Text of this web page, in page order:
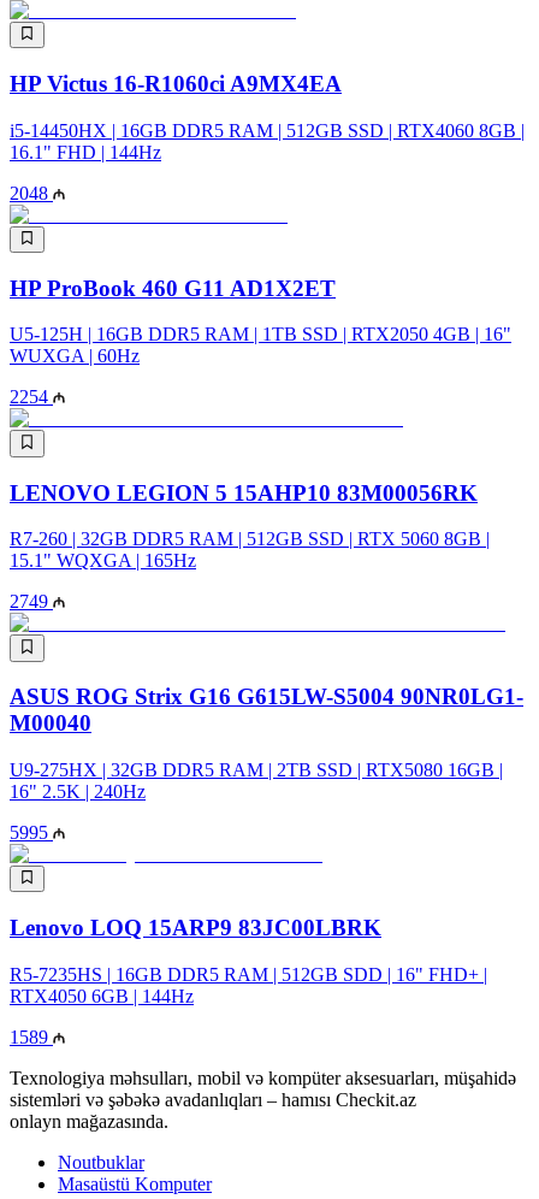
HP Victus 16-R1060ci A9MX4EA
i5-14450HX | 16GB DDR5 RAM | 512GB SSD | RTX4060 8GB |
16.1" FHD | 144Hz
2048
HP ProBook 460 G11 AD1X2ET
U5-125H | 16GB DDR5 RAM | 1TB SSD | RTX2050 4GB | 16"
WUXGA | 60Hz
2254
LENOVO LEGION 5 15AHP10 83M00056RK
R7-260 | 32GB DDR5 RAM | 512GB SSD | RTX 5060 8GB |
15.1" WQXGA | 165Hz
2749
ASUS ROG Strix G16 G615LW-S5004 90NR0LG1-
M00040
U9-275HX | 32GB DDR5 RAM | 2TB SSD | RTX5080 16GB |
16" 2.5K | 240Hz
5995
Lenovo LOQ 15ARP9 83JC00LBRK
R5-7235HS | 16GB DDR5 RAM | 512GB SDD | 16" FHD+ |
RTX4050 6GB | 144Hz
1589
Texnologiya məhsulları, mobil və kompüter aksesuarları, müşahidə
sistemləri və şəbəkə avadanlıqları – hamısı Checkit.az
onlayn mağazasında.
Noutbuklar
Masaüstü Komputer